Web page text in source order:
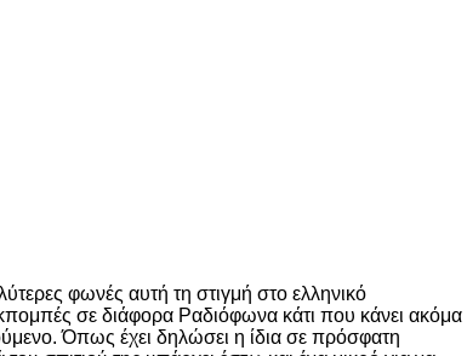
φωνές αυτή τη στιγμή στο ελληνικό
σε διάφορα Ραδιόφωνα κάτι που κάνει ακόμα
Όπως έχει δηλώσει η ίδια σε πρόσφατη